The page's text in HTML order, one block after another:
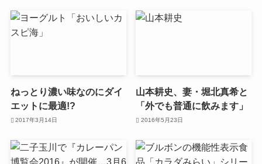
ねっとり濃い味なのにダイ
エットに最適!?
2017年3月14日
山本耕史、妻・堀北真希と
「外でも普通に飲みます」
2016年5月23日